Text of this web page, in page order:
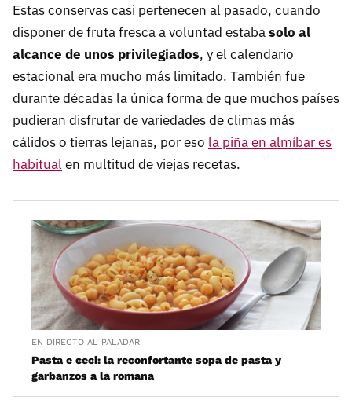
Estas conservas casi pertenecen al pasado, cuando
disponer de fruta fresca a voluntad estabasolo al
alcance de unos privilegiados, y el calendario
estacional era mucho más limitado. También fue
durante décadas la única forma de que muchos países
pudieran disfrutar de variedades de climas más
cálidos o tierras lejanas, por eso la piña en almíbar es
habitualen multitud de viejas recetas.
EN DIRECTO AL PALADAR
Pasta e ceci: la reconfortante sopa de pasta y
garbanzos a la romana